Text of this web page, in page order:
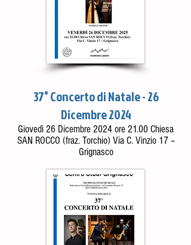
37° Concerto di Natale - 26
Dicembre 2024
Giovedì 26 Dicembre 2024 ore 21.00 Chiesa
SAN ROCCO (fraz. Torchio) Via C. Vinzio 17 –
Grignasco